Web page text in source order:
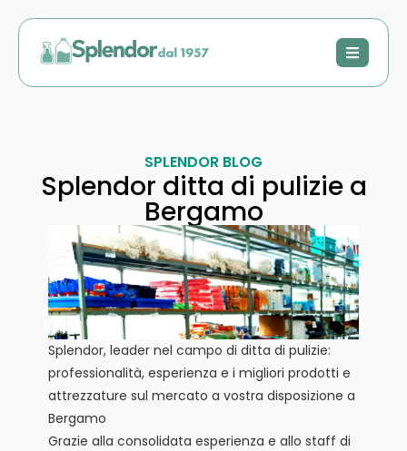
SPLENDOR BLOG
Splendor ditta di pulizie a
Bergamo
Splendor, leader nel campo di ditta di pulizie:
professionalità, esperienza e i migliori prodotti e
attrezzature sul mercato a vostra disposizione a
Bergamo
Grazie alla consolidata esperienza e allo staff di